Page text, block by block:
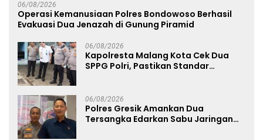
06/08/2026
Operasi Kemanusiaan Polres Bondowoso Berhasil
Evakuasi Dua Jenazah di Gunung Piramid
06/08/2026
Kapolresta Malang Kota Cek Dua
SPPG Polri, Pastikan Standar
06/08/2026
Polres Gresik Amankan Dua
Tersangka Edarkan Sabu Jaringan